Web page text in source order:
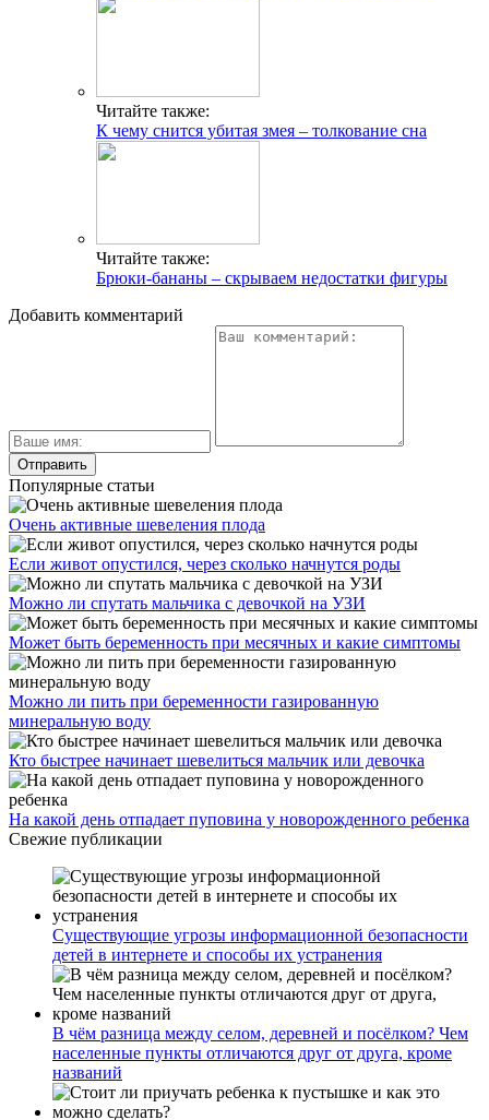
Читайте также:
К чему снится убитая змея – толкование сна
Читайте также:
Брюки-бананы – скрываем недостатки фигуры
Добавить комментарий
Популярные статьи
Очень активные шевеления плода
Если живот опустился, через сколько начнутся роды
Можно ли спутать мальчика с девочкой на УЗИ
Может быть беременность при месячных и какие симптомы
Можно ли пить при беременности газированную
минеральную воду
Кто быстрее начинает шевелиться мальчик или девочка
На какой день отпадает пуповина у новорожденного ребенка
Свежие публикации
Существующие угрозы информационной безопасности
детей в интернете и способы их устранения
В чём разница между селом, деревней и посёлком? Чем
населенные пункты отличаются друг от друга, кроме
названий